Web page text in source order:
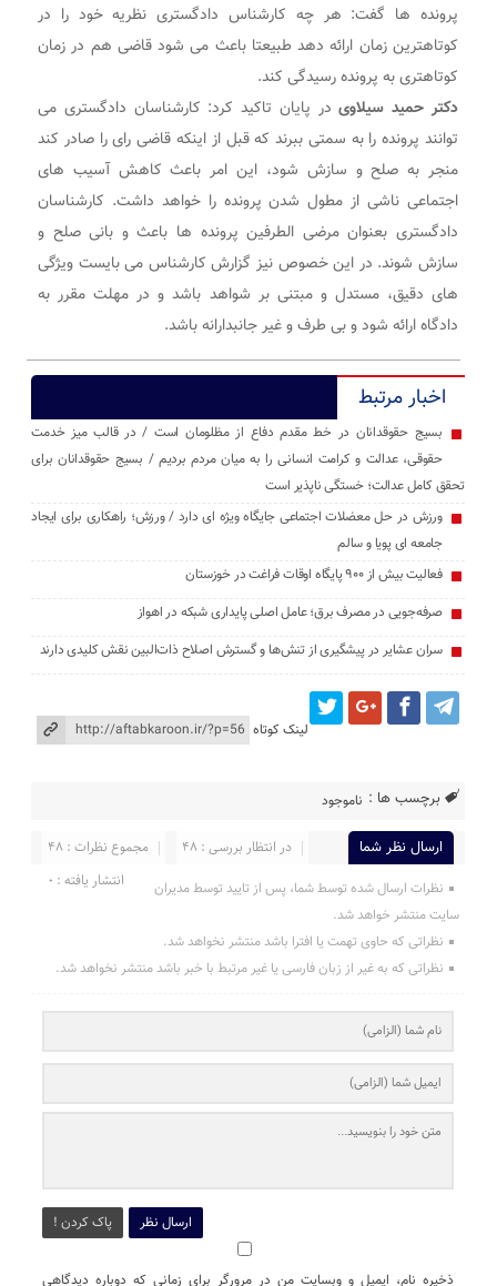
پرونده ها گفت: هر چه کارشناس دادگستری نظریه خود را در
کوتاهترین زمان ارائه دهد طبیعتا باعث می شود قاضی هم در زمان
کوتاهتری به پرونده رسیدگی کند.
دکتر حمید سیلاویدر پایان تاکید کرد: کارشناسان دادگستری می
توانند پرونده را به سمتی ببرند که قبل از اینکه قاضی رای را صادر کند
منجر به صلح و سازش شود، این امر باعث کاهش آسیب های
اجتماعی ناشی از مطول شدن پرونده را خواهد داشت. کارشناسان
دادگستری بعنوان مرضی الطرفین پرونده ها باعث و بانی صلح و
سازش شوند. در این خصوص نیز گزارش کارشناس می بایست ویژگی
های دقیق، مستدل و مبتنی بر شواهد باشد و در مهلت مقرر به
دادگاه ارائه شود و بی طرف و غیر جانبدارانه باشد.
اخبار مرتبط
بسیج حقوقدانان در خط مقدم دفاع از مظلومان است / در قالب میز خدمت
حقوقی، عدالت و کرامت انسانی را به میان مردم بردیم / بسیج حقوقدانان برای
تحقق کامل عدالت؛ خستگی ‌ناپذیر است
ورزش در حل معضلات اجتماعی جایگاه ویژه ای دارد / ورزش؛ راهکاری برای ایجاد
جامعه ‌ای پویا و سالم
فعالیت بیش از ۹۰۰ پایگاه اوقات فراغت در خوزستان
صرفه‌جویی در مصرف برق؛ عامل اصلی پایداری شبکه در اهواز
سران عشایر در پیشگیری از تنش‌ها و گسترش اصلاح ذات‌البین نقش کلیدی دارند
لینک کوتاه
برچسب ها : ناموجود
ارسال نظر شما مجموع نظرات : 48
در انتظار بررسی : 48
انتشار یافته : 0
نظرات ارسال شده توسط شما، پس از تایید توسط مدیران
سایت منتشر خواهد شد.
نظراتی که حاوی تهمت یا افترا باشد منتشر نخواهد شد.
نظراتی که به غیر از زبان فارسی یا غیر مرتبط با خبر باشد منتشر نخواهد شد.
ارسال نظر پاک کردن !
ذخیره نام، ایمیل و وبسایت من در مرورگر برای زمانی که دوباره دیدگاهی